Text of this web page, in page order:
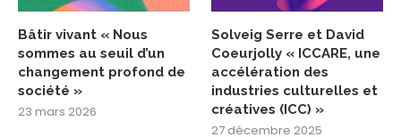
Bâtir vivant « Nous
sommes au seuil d’un
changement profond de
société »
23 mars 2026
Solveig Serre et David
Coeurjolly « ICCARE, une
accélération des
industries culturelles et
créatives (ICC) »
27 décembre 2025